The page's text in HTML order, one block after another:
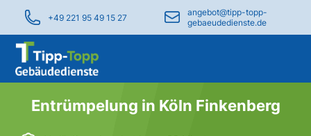
+49 221 95 49 15 27
angebot@tipp-topp-
gebaeudedienste.de
Entrümpelung in Köln Finkenberg